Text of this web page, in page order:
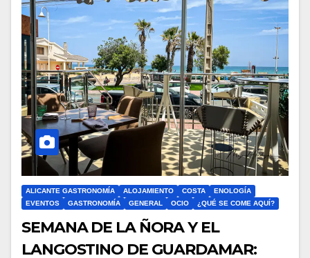
ALICANTE GASTRONOMÍA ALOJAMIENTO COSTA
ENOLOGÍA
EVENTOS
GASTRONOMÍA GENERAL OCIO ¿QUÉ SE COME AQUÍ?
SEMANA DE LA ÑORA Y EL
LANGOSTINO DE GUARDAMAR: